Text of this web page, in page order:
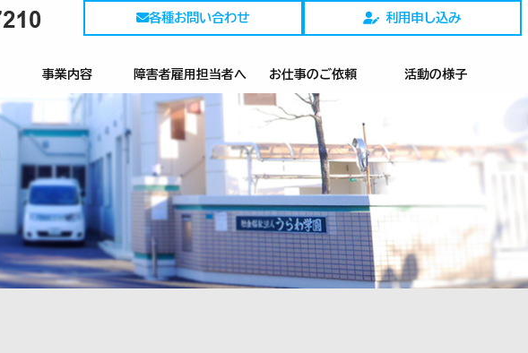
各種お問い合わせ 利用申し込み
事業内容
障害児相談支援
障害者雇用担当者へ お仕事のご依頼
ハウスクリーニング
シュレッダー
カーテンクリーニング
活動の様子